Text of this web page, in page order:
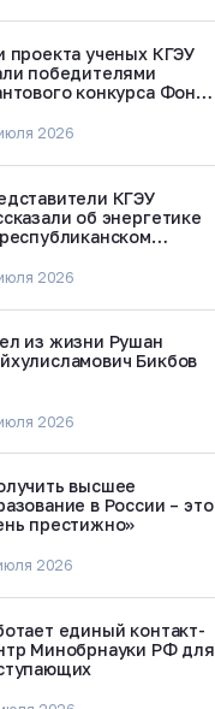
проекта ученых КГЭУ
победителями
конкурса Фонда
Татарстан
2026
КГЭУ
об энергетике
будущего»
2026
из жизни Рушан
Бикбов
2026
высшее
в России – это
престижно»
2026
единый контакт-
Минобрнауки РФ для